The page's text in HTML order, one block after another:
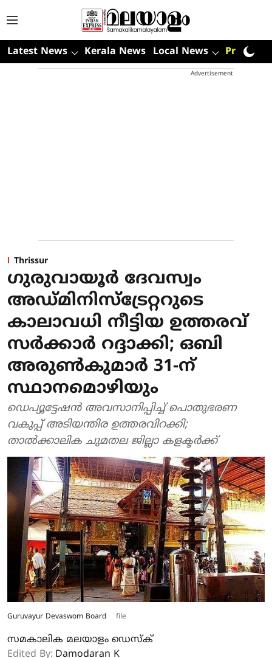
Latest News Kerala News Local News Premium
Advertisement
Thrissur
ഗുരുവായൂർ ദേവസ്വം
അഡ്മിനിസ്ട്രേറ്ററുടെ
കാലാവധി നീട്ടിയ ഉത്തരവ്
സർക്കാർ റദ്ദാക്കി; ഒബി
അരുൺകുമാർ 31-ന്
സ്ഥാനമൊഴിയും
ഡെപ്യൂട്ടേഷൻ അവസാനിപ്പിച്ച് പൊതുഭരണ
വകുപ്പ് അടിയന്തിര ഉത്തരവിറക്കി;
താൽക്കാലിക ചുമതല ജില്ലാ കളക്ടർക്ക്
Guruvayur Devaswom Board file
സമകാലിക മലയാളം ഡെസ്ക്
Edited By: Damodaran K